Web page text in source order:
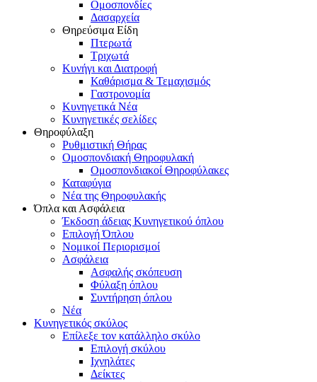
Ομοσπονδίες
Δασαρχεία
Θηρεύσιμα Είδη
Πτερωτά
Τριχωτά
Κυνήγι και Διατροφή
Καθάρισμα & Τεμαχισμός
Γαστρονομία
Κυνηγετικά Νέα
Κυνηγετικές σελίδες
Θηροφύλαξη
Ρυθμιστική Θήρας
Ομοσπονδιακή Θηροφυλακή
Oμοσπονδιακοί Θηροφύλακες
Καταφύγια
Νέα της Θηροφυλακής
Όπλα και Ασφάλεια
Έκδοση άδειας Κυνηγετικού όπλου
Επιλογή Όπλου
Νομικοί Περιορισμοί
Ασφάλεια
Ασφαλής σκόπευση
Φύλαξη όπλου
Συντήρηση όπλου
Νέα
Κυνηγετικός σκύλος
Επίλεξε τον κατάλληλο σκύλο
Επιλογή σκύλου
Ιχνηλάτες
Δείκτες